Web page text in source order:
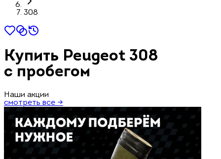
308
Купить Peugeot 308
с пробегом
Наши акции
смотреть все →